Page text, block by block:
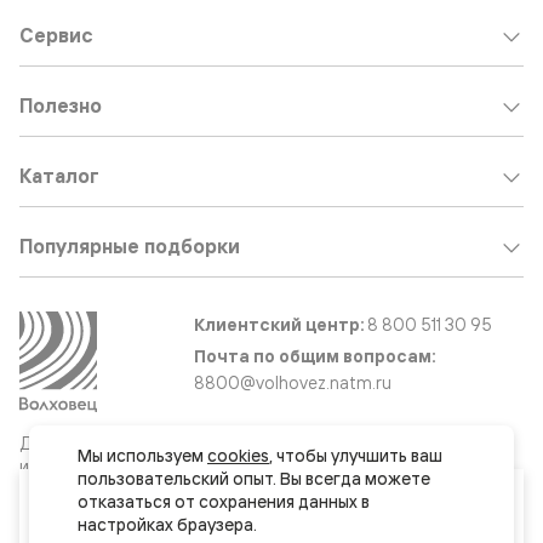
Ваш город
Краснодар
Двери
и интерьерные
решения
Сервис
Полезно
Каталог
Популярные подборки
Клиентский центр: 8 800 511 30 95
Почта по общим вопросам:
8800@volhovez.natm.ru
Мы используем cookies, чтобы улучшить ваш
пользовательский опыт. Вы всегда можете
отказаться от сохранения данных в